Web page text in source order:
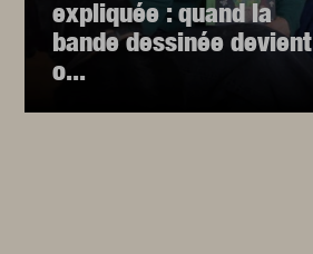
expliquée : quand la
bande dessinée devient
o...